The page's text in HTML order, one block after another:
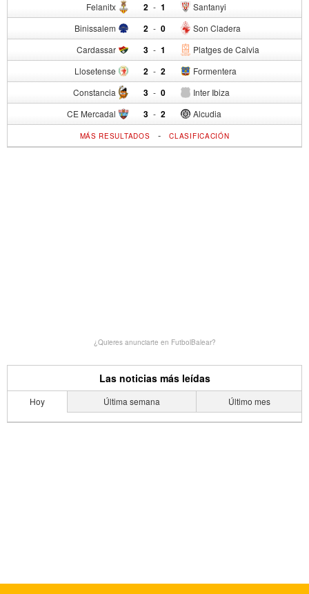
Felanitx 2 - Santanyi
1
Binissalem 2 - Son Cladera
0
Cardassar 3 - Platges de Calvia
1
Llosetense 2 - Formentera
2
Constancia 3 - Inter Ibiza
0
CE Mercadal 3 - Alcudia
2
MÁS RESULTADOS -CLASIFICACIÓN
¿Quieres anunciarte en FutbolBalear?
Las noticias más leídas
Hoy Última semana Último mes